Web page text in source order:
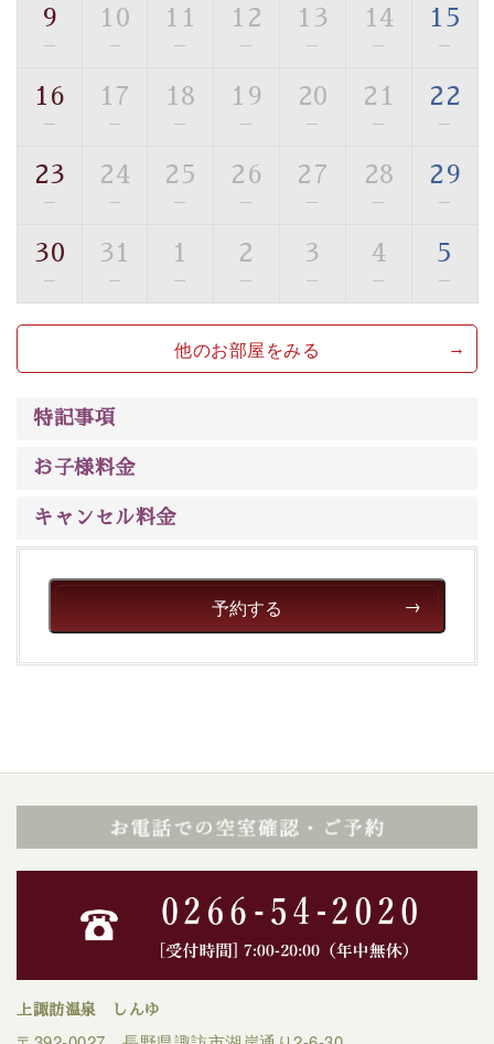
す。
※男性大浴場までのご移動には階段がございます。 予め
■貸切温泉風呂 （40分2000円）
む貸切温泉風呂です。ゆったりといやされるプライベー
トな空間をお愉しみください。
【旅】
豊富な知識を持ったドライバー兼ガイドが諏訪大社をご
事前ご予約制ですので、ご利用ご希望の方
は【3日前まで】にお電話ください。
※交通規制などにより運行できない日がございます
※年末年始及び御柱祭前後は運行しておりません
上諏訪温泉“しんゆ”なら諏訪大社など歴史ある諏訪の街
清らかな源泉、自然の恵みあるお食事、諏訪湖に包まれ
るお部屋、 大人のたしなみを感じていただける、美しく
癒される宿で贅沢に幸せのときを安心してお過ごしくだ
さい。
9
—
10
—
11
—
12
—
13
—
14
—
15
—
16
—
17
—
18
—
19
—
20
—
21
—
22
—
23
—
24
—
25
—
26
—
27
—
28
—
29
—
30
—
31
—
1
—
2
—
3
—
4
—
5
—
他のお部屋をみる
特記事項
お子様料金
キャンセル料金
予約する
上諏訪温泉 しんゆ